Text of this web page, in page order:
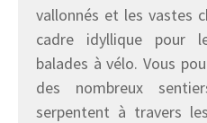
vallonnés et les vastes
cadre idyllique pour
balades à vélo. Vous
des nombreux
serpentent à travers